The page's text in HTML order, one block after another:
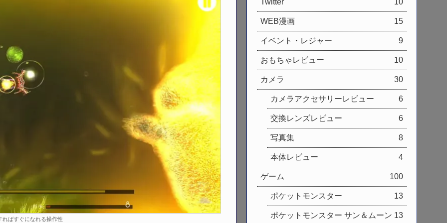
ればすぐになれる操作性
WEB漫画 15
イベント・レジャー 9
おもちゃレビュー 10
カメラ 30
カメラアクセサリーレビュー 6
交換レンズレビュー 6
写真集 8
本体レビュー 4
ゲーム 100
ポケットモンスター 13
ポケットモンスター サン＆ムーン 13